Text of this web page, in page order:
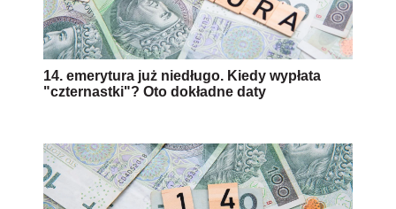
14. emerytura już niedługo. Kiedy wypłata
"czternastki"? Oto dokładne daty